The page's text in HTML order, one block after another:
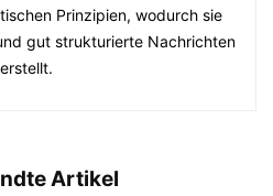
Prinzipien, wodurch sie
gut strukturierte Nachrichten
erstellt.
Artikel